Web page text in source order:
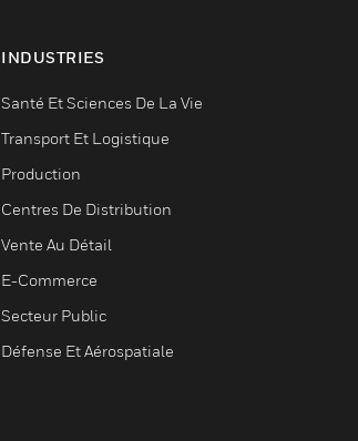
INDUSTRIES
Santé Et Sciences De La Vie
Transport Et Logistique
Production
Centres De Distribution
Vente Au Détail
E-Commerce
Secteur Public
Défense Et Aérospatiale